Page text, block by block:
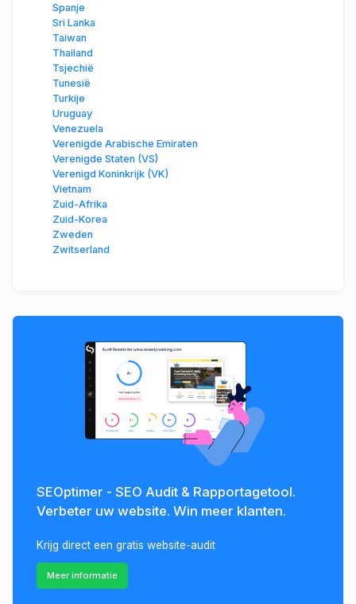
Spanje
Sri Lanka
Taiwan
Thailand
Tsjechië
Tunesië
Turkije
Uruguay
Venezuela
Verenigde Arabische Emiraten
Verenigde Staten (VS)
Verenigd Koninkrijk (VK)
Vietnam
Zuid-Afrika
Zuid-Korea
Zweden
Zwitserland
SEOptimer - SEO Audit & Rapportagetool.
Verbeter uw website. Win meer klanten.
Krijg direct een gratis website-audit
Meer informatie